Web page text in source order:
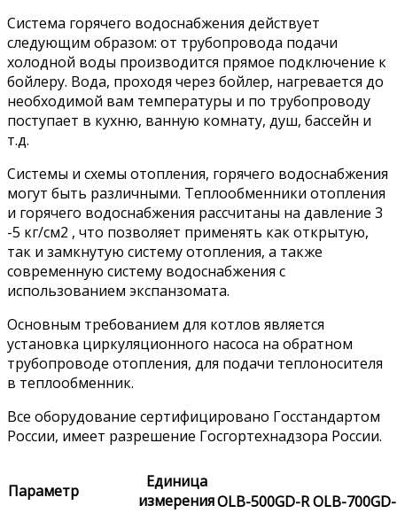
Система горячего водоснабжения действует
следующим образом: от трубопровода подачи
холодной воды производится прямое подключение к
бойлеру. Вода, проходя через бойлер, нагревается до
необходимой вам температуры и по трубопроводу
поступает в кухню, ванную комнату, душ, бассейн и
т.д.
Системы и схемы отопления, горячего водоснабжения
могут быть различными. Теплообменники отопления
и горячего водоснабжения рассчитаны на давление 3
-5 кг/см2 , что позволяет применять как открытую,
так и замкнутую систему отопления, а также
современную систему водоснабжения с
использованием экспанзомата.
Основным требованием для котлов является
установка циркуляционного насоса на обратном
трубопроводе отопления, для подачи теплоносителя
в теплообменник.
Все оборудование сертифицировано Госстандартом
России, имеет разрешение Госгортехнадзора России.
Параметр
Единица
измеренияOLB-500GD-ROLB-